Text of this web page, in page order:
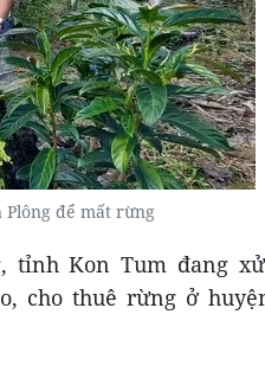
để mất rừng
tỉnh Kon Tum đang
cho thuê rừng ở